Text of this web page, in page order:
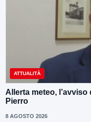
ATTUALITÀ
Allerta meteo,
Pierro
8 AGOSTO 2026